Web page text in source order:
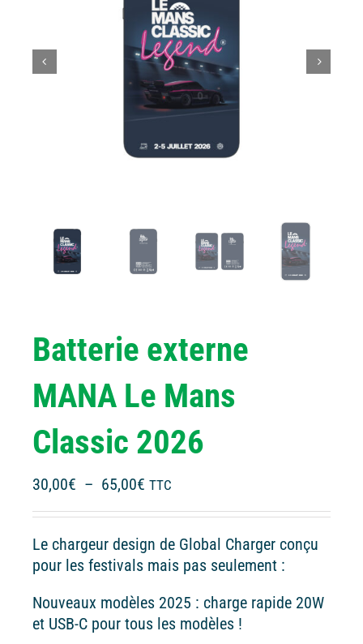
Batterie externe
MANA Le Mans
Classic 2026
30,00€ – 65,00€ Plage
30,00€
à
TTC
Le chargeur design de Global Charger conçu
pour les festivals mais pas seulement :
Nouveaux modèles 2025 : charge rapide 20W
et USB-C pour tous les modèles !